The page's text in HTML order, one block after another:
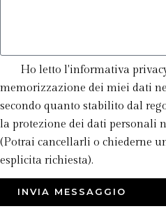
Ho letto l'informativa
memorizzazione dei miei dati
secondo quanto stabilito dal
la protezione dei dati personali
(Potrai cancellarli o chiederne
esplicita richiesta).
INVIA MESSAGGIO